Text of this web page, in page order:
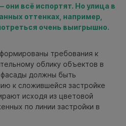
они всё испортят. Но улица в
оттенках, например,
очень выигрышно.
требования к
облику объектов в
должны быть
к сложившейся застройке
исходя из цветовой
по линии застройки в